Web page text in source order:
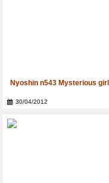
Nyoshin n543 Mysterious
30/04/2012